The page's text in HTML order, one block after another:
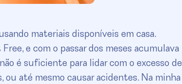
materiais disponíveis em casa.
e com o passar dos meses acumulava
é suficiente para lidar com o excesso de
ou até mesmo causar acidentes. Na minha